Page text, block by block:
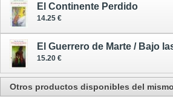
El Continente Perdido
14.25 €
15.20 €
Otros productos disponibles del